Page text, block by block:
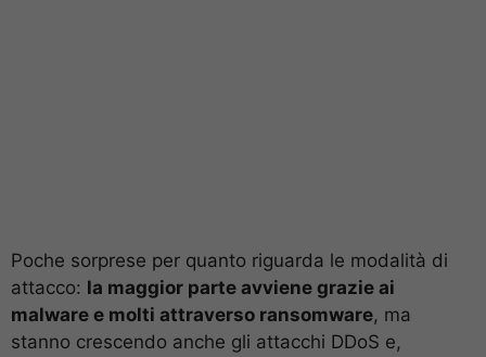
Poche sorprese per quanto riguarda le modalità di
attacco: la maggior parte avviene grazie ai
malware e molti attraverso ransomware, ma
stanno crescendo anche gli attacchi DDoS e,